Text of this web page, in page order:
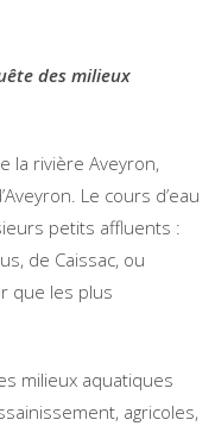
des milieux
la rivière Aveyron,
Le cours d’eau
petits affluents :
de Caissac, ou
que les plus
milieux aquatiques
agricoles,